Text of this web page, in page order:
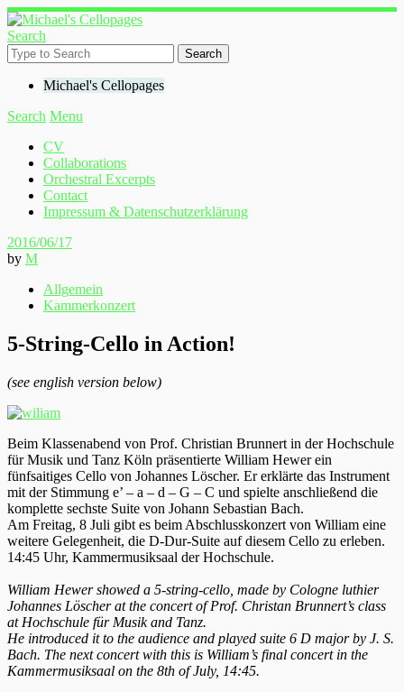
Search
Michael's Cellopages
Search Menu
CV
Collaborations
Orchestral Excerpts
Contact
Impressum & Datenschutzerklärung
2016/06/17
by M
Allgemein
Kammerkonzert
5-String-Cello in Action!
(see english version below)
Beim Klassenabend von Prof. Christian Brunnert in der Hochschule
für Musik und Tanz Köln präsentierte William Hewer ein
fünfsaitiges Cello von Johannes Löscher. Er erklärte das Instrument
mit der Stimmung e’ – a – d – G – C und spielte anschließend die
komplette sechste Suite von Johann Sebastian Bach.
Am Freitag, 8 Juli gibt es beim Abschlusskonzert von William eine
weitere Gelegenheit, die D-Dur-Suite auf diesem Cello zu erleben.
14:45 Uhr, Kammermusiksaal der Hochschule.
William Hewer showed a 5-string-cello, made by Cologne luthier
Johannes Löscher at the concert of Prof. Christan Brunnert’s class
at Hochschule für Musik and Tanz.
He introduced it to the audience and played suite 6 D major by J. S.
Bach. The next concert with this is William’s final concert in the
Kammermusiksaal on the 8th of July, 14:45.